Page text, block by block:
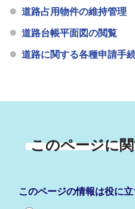
道路占用物件の維持管理
道路台帳平面図の閲覧
道路に関する各種申請手
このページに
このページの情報は役に